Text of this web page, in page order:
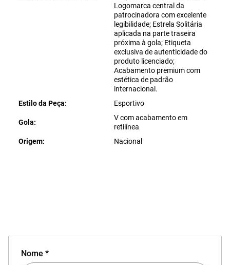
Logomarca central da
patrocinadora com excelente
legibilidade; Estrela Solitária
aplicada na parte traseira
próxima à gola; Etiqueta
exclusiva de autenticidade do
produto licenciado;
Acabamento premium com
estética de padrão
internacional.
Estilo da Peça
Esportivo
Gola
V com acabamento em
retilínea
Origem
Nacional
Nome *